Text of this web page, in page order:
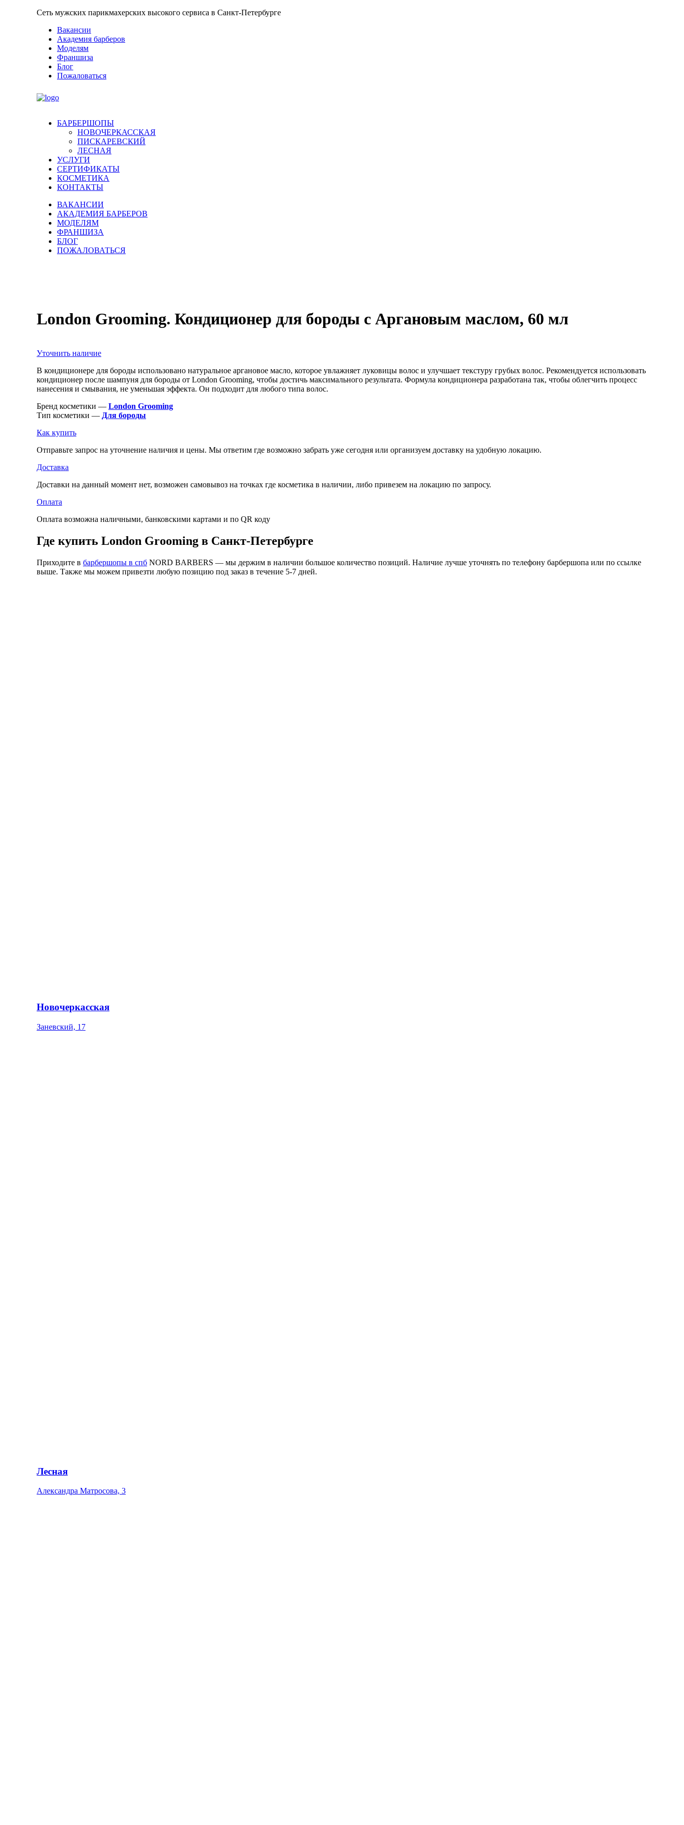
Сеть мужских парикмахерских высокого сервиса в Санкт-Петербурге
Вакансии
Академия барберов
Моделям
Франшиза
Блог
Пожаловаться
БАРБЕРШОПЫ
НОВОЧЕРКАССКАЯ
ПИСКАРЕВСКИЙ
ЛЕСНАЯ
УСЛУГИ
СЕРТИФИКАТЫ
КОСМЕТИКА
КОНТАКТЫ
ВАКАНСИИ
АКАДЕМИЯ БАРБЕРОВ
МОДЕЛЯМ
ФРАНШИЗА
БЛОГ
ПОЖАЛОВАТЬСЯ
London Grooming. Кондиционер для бороды с Аргановым маслом, 60 мл
Уточнить наличие
В кондиционере для бороды использовано натуральное аргановое масло, которое увлажняет луковицы волос и улучшает текстуру грубых волос. Рекомендуется использовать
кондиционер после шампуня для бороды от London Grooming, чтобы достичь максимального результата. Формула кондиционера разработана так, чтобы облегчить процесс
нанесения и смывания, не уменьшая эффекта. Он подходит для любого типа волос.
Бренд косметики — London Grooming
Тип косметики — Для бороды
Как купить
Отправьте запрос на уточнение наличия и цены. Мы ответим где возможно забрать уже сегодня или организуем доставку на удобную локацию.
Доставка
Доставки на данный момент нет, возможен самовывоз на точках где косметика в наличии, либо привезем на локацию по запросу.
Оплата
Оплата возможна наличными, банковскими картами и по QR коду
Где купить London Grooming в Санкт-Петербурге
Приходите в барбершопы в спб NORD BARBERS — мы держим в наличии большое количество позиций. Наличие лучше уточнять по телефону барбершопа или по ссылке
выше. Также мы можем привезти любую позицию под заказ в течение 5-7 дней.
Новочеркасская
Заневский, 17
Лесная
Александра Матросова, 3